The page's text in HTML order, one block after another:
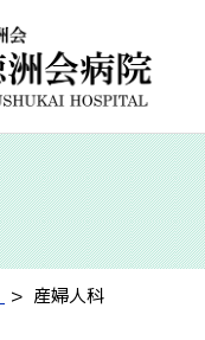
産婦人科